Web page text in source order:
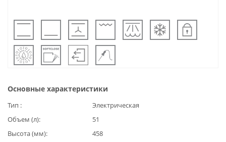
Основные характеристики
Тип
Электрическая
Объем (л)
51
Высота (мм)
458